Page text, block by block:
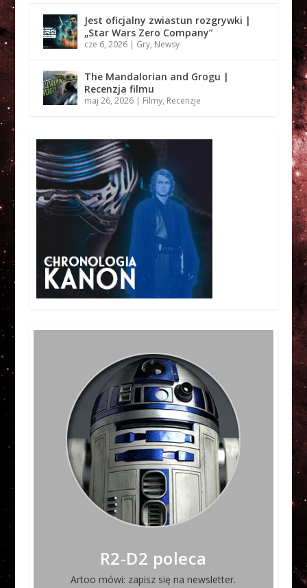
Jest oficjalny zwiastun rozgrywki |
„Star Wars Zero Company”
cze 6, 2026| Gry, Newsy
The Mandalorian and Grogu |
Recenzja filmu
maj 26, 2026| Filmy, Recenzje
R2-D2 poleca
Artoo mówi: zapisz się na newsletter.